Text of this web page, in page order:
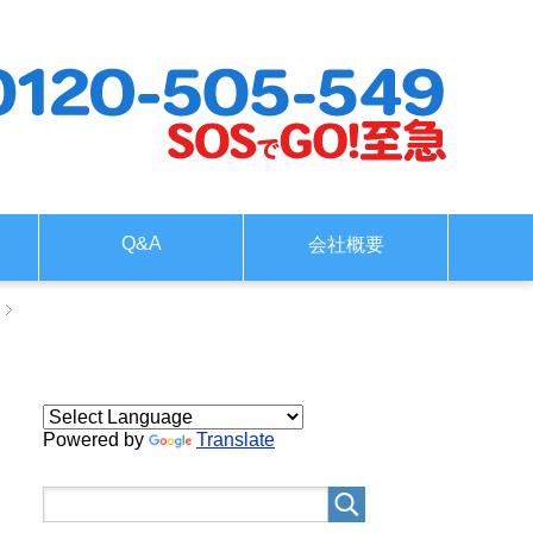
Q&A 会社概要
Powered by Translate